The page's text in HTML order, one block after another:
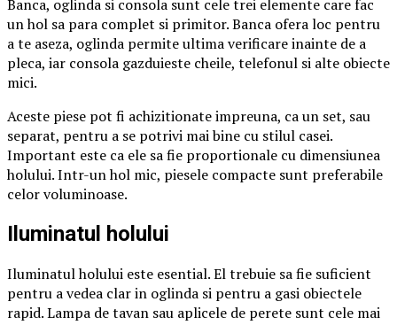
Banca, oglinda si consola sunt cele trei elemente care fac
un hol sa para complet si primitor. Banca ofera loc pentru
a te aseza, oglinda permite ultima verificare inainte de a
pleca, iar consola gazduieste cheile, telefonul si alte obiecte
mici.
Aceste piese pot fi achizitionate impreuna, ca un set, sau
separat, pentru a se potrivi mai bine cu stilul casei.
Important este ca ele sa fie proportionale cu dimensiunea
holului. Intr-un hol mic, piesele compacte sunt preferabile
celor voluminoase.
Iluminatul holului
Iluminatul holului este esential. El trebuie sa fie suficient
pentru a vedea clar in oglinda si pentru a gasi obiectele
rapid. Lampa de tavan sau aplicele de perete sunt cele mai